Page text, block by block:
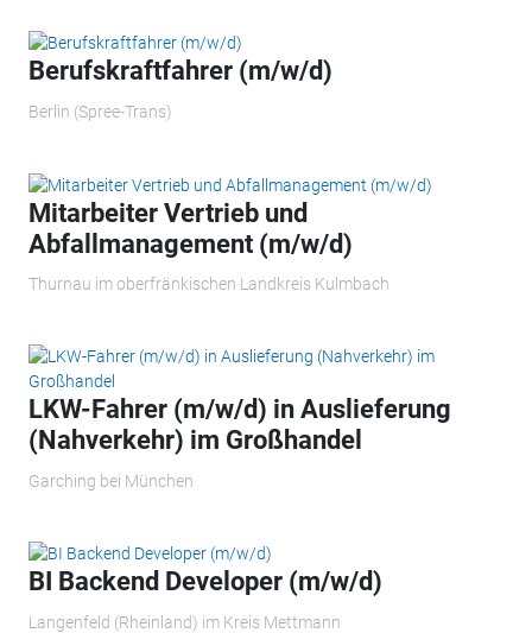
Berufskraftfahrer (m/w/d)
Berlin (Spree-Trans)
Mitarbeiter Vertrieb und
Abfallmanagement (m/w/d)
Thurnau im oberfränkischen Landkreis Kulmbach
LKW-Fahrer (m/w/d) in Auslieferung
(Nahverkehr) im Großhandel
Garching bei München
BI Backend Developer (m/w/d)
Langenfeld (Rheinland) im Kreis Mettmann